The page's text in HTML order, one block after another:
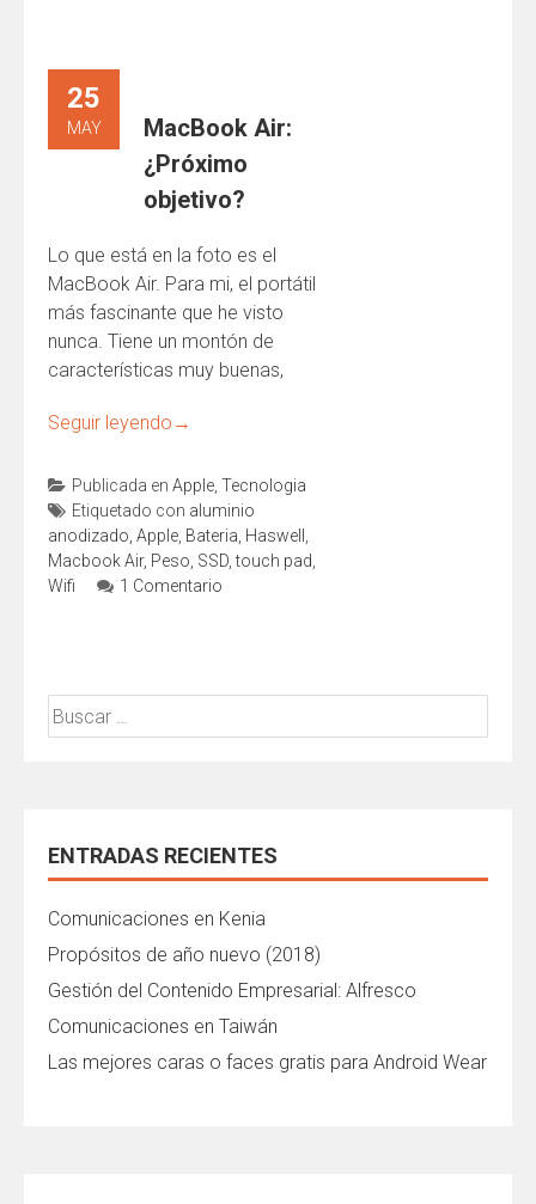
25
MAY
MacBook Air:
¿Próximo
objetivo?
Lo que está en la foto es el
MacBook Air. Para mi, el portátil
más fascinante que he visto
nunca. Tiene un montón de
características muy buenas,
Seguir leyendo →
Publicada en Apple Tecnologia
Etiquetado con aluminio
anodizado Apple Bateria Haswell
Macbook Air, Peso SSD ,touch pad
Wifi
1 Comentario
Buscar:
ENTRADAS RECIENTES
Comunicaciones en Kenia
Propósitos de año nuevo (2018)
Gestión del Contenido Empresarial: Alfresco
Comunicaciones en Taiwán
Las mejores caras o faces gratis para Android Wear